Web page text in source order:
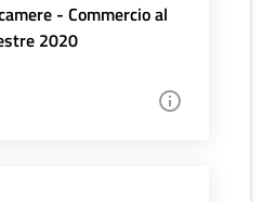
- Commercio al
2020